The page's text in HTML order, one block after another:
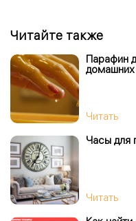
Читайте также
Парафин
домашних
Читать
Часы для
Читать